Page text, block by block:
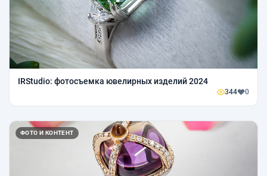
IRStudio: фотосъемка ювелирных изделий 2024
344 0
ФОТО И КОНТЕНТ